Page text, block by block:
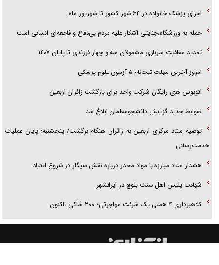
اجرای پزشک خانواده در ۶۴ شهر کشور تا شهریور ماه
حمله به ورزشگاه،جنایتی آشکار علیه مردم بی‌دفاع و فاجعه‌ای انسانی است
تمدید معافیت سربازی مشمولان سه و چهار فرزندی تا پایان ۱۴۰۷
امروز آخرین مهلت ثبت‌نام ۵ آزمون علوم پزشکی
اتوبوس های رایگان شرکت واحد برای بازگشت زائران اربعین
ضوابط جدید گزینش دانشجومعلمان ابلاغ شد
توصیه ستاد مرکزی اربعین به زائران هنگام برگشت/ پنجشنبه؛ پایان عملیات
خدمت‌رسانی
هشدار ستاد مبارزه با مواد مخدر درباره نقش سیگار در شروع اعتیاد
شهادت پلیس اهل سنت بلوچ در ایرانشهر
کلاهبرداری ۴ همتی یک شرکت مهاجرتی؛ ۳۰۰ شاکی تاکنون